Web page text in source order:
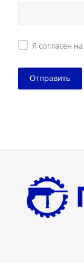
Я согласен на